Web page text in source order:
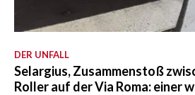
DER UNFALL
Selargius, Zusammenstoß
Roller auf der Via Roma: einer